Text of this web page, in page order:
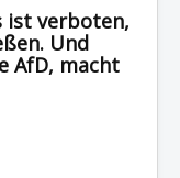
ist verboten,
Und
AfD, macht